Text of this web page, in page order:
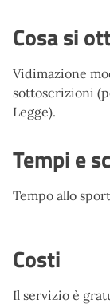
Cosa si
Vidimazione
sottoscrizioni
Legge).
Tempi e
Tempo allo
Costi
Il servizio è